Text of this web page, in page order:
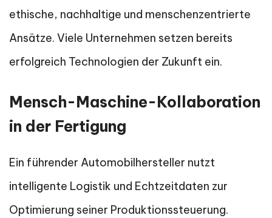
ethische, nachhaltige und menschenzentrierte
Ansätze. Viele Unternehmen setzen bereits
erfolgreich Technologien der Zukunft ein.
Mensch-Maschine-Kollaboration
in der Fertigung
Ein führender Automobilhersteller nutzt
intelligente Logistik und Echtzeitdaten zur
Optimierung seiner Produktionssteuerung.